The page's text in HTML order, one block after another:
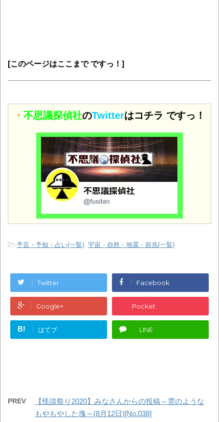
[このページはここまで ですっ！]
・ 不思議探偵社のTwitterはコチラ ですっ！
-予言・予知・占い(一覧) 宇宙・自然・地震・前兆(一覧)
Twitter Facebook
Google+ Pocket
B! はてブ LINE
PREV
【怪談祭り2020】みなさんからの投稿～雲のような
もやもやした塊～(8月12日)[No.038]